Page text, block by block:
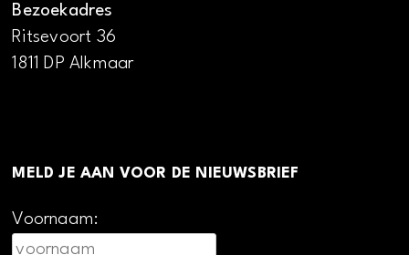
Bezoekadres
Ritsevoort 36
1811 DP Alkmaar
MELD JE AAN VOOR DE NIEUWSBRIEF
Voornaam: